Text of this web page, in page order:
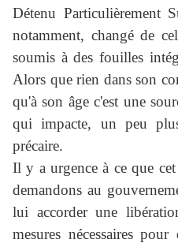
Détenu Particulièrement
notamment, changé de
soumis à des fouilles
Alors que rien dans son
qu'à son âge c'est une
qui impacte, un peu
précaire.
Il y a urgence à ce que cet
demandons au
lui accorder une
mesures nécessaires